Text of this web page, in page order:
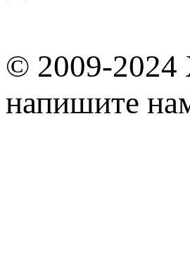
© 2009-2024
напишите